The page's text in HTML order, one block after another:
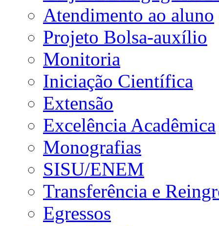
Atendimento ao aluno
Projeto Bolsa-auxílio
Monitoria
Iniciação Científica
Extensão
Excelência Acadêmica
Monografias
SISU/ENEM
Transferência e
Egressos